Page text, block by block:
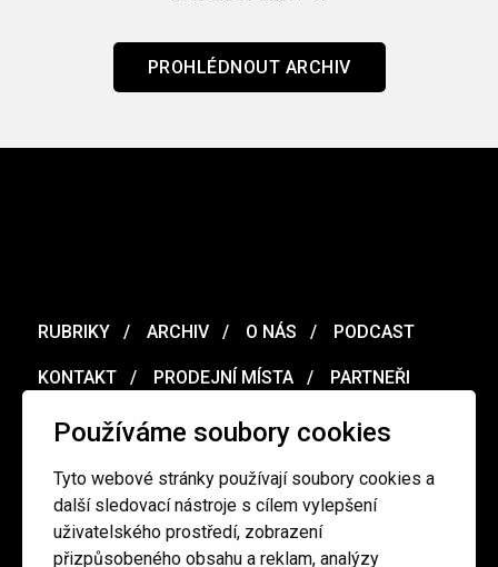
Používáme soubory cookies
Tyto webové stránky používají soubory cookies a
další sledovací nástroje s cílem vylepšení
uživatelského prostředí, zobrazení
přizpůsobeného obsahu a reklam, analýzy
PROHLÉDNOUT ARCHIV
RUBRIKY ARCHIV O NÁS PODCAST
KONTAKT PRODEJNÍ MÍSTA PARTNEŘI
MERCH VOUCHER
Ochrana osobních údajů / Obchodní podmínky